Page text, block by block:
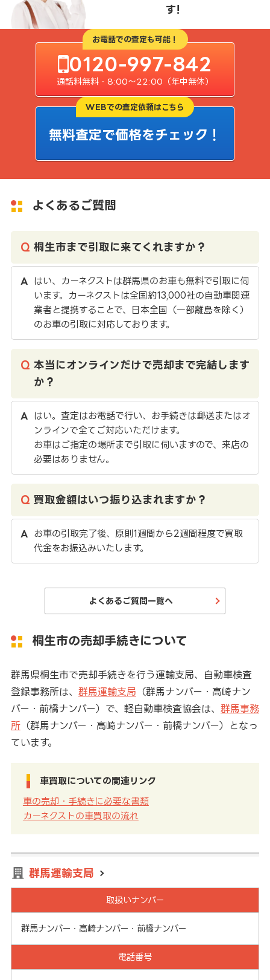
す!
お電話での査定も可能！
0120-997-842
通話料無料・8:00〜22:00（年中無休）
WEBでの査定依頼はこちら
無料査定で価格をチェック！
よくあるご質問
桐生市まで引取に来てくれますか？
はい、カーネクストは群馬県のお車も無料で引取に伺
います。カーネクストは全国約13,000社の自動車関連
業者と提携することで、日本全国（一部離島を除く）
のお車の引取に対応しております。
本当にオンラインだけで売却まで完結します
か？
はい。査定はお電話で行い、お手続きは郵送またはオ
ンラインで全てご対応いただけます。
お車はご指定の場所まで引取に伺いますので、来店の
必要はありません。
買取金額はいつ振り込まれますか？
お車の引取完了後、原則1週間から2週間程度で買取
代金をお振込みいたします。
よくあるご質問一覧へ
桐生市の売却手続きについて
群馬県桐生市で売却手続きを行う運輸支局、自動車検査
登録事務所は、 群馬運輸支局 （群馬ナンバー・高崎ナン
バー・前橋ナンバー）で、軽自動車検査協会は、 群馬事務
所（群馬ナンバー・高崎ナンバー・前橋ナンバー）となっ
ています。
車買取についての関連リンク
車の売却・手続きに必要な書類
カーネクストの車買取の流れ
群馬運輸支局
取扱いナンバー
群馬ナンバー・高崎ナンバー・前橋ナンバー
電話番号